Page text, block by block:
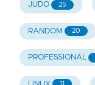
JUDO 25
RANDOM 20
PROFESSIONAL